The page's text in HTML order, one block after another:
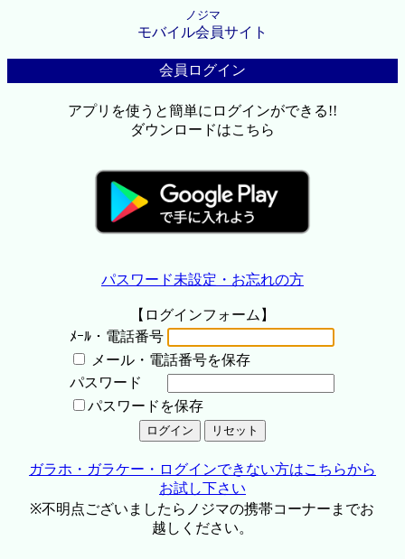
ノジマ
モバイル会員サイト
会員ログイン
アプリを使うと簡単にログインができる!!
ダウンロードはこちら
パスワード未設定・お忘れの方
【ログインフォーム】
ﾒｰﾙ・電話番号
メール・電話番号を保存
パスワード
パスワードを保存
ガラホ・ガラケー・ログインできない方はこちらから
お試し下さい
※不明点ございましたらノジマの携帯コーナーまでお
越しください。